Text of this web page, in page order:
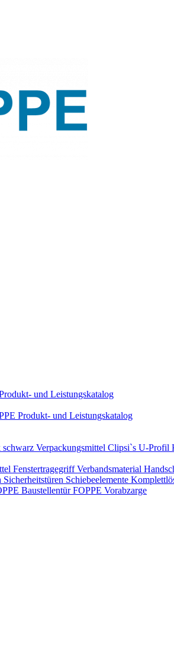
und Leistungskatalog
Produkt- und Leistungskatalog
schwarz Verpackungsmittel Clipsi`s U-Profil
Fenstertragegriff Verbandsmaterial
Sicherheitstüren Schiebeelemente
Baustellentür FOPPE Vorabzarge